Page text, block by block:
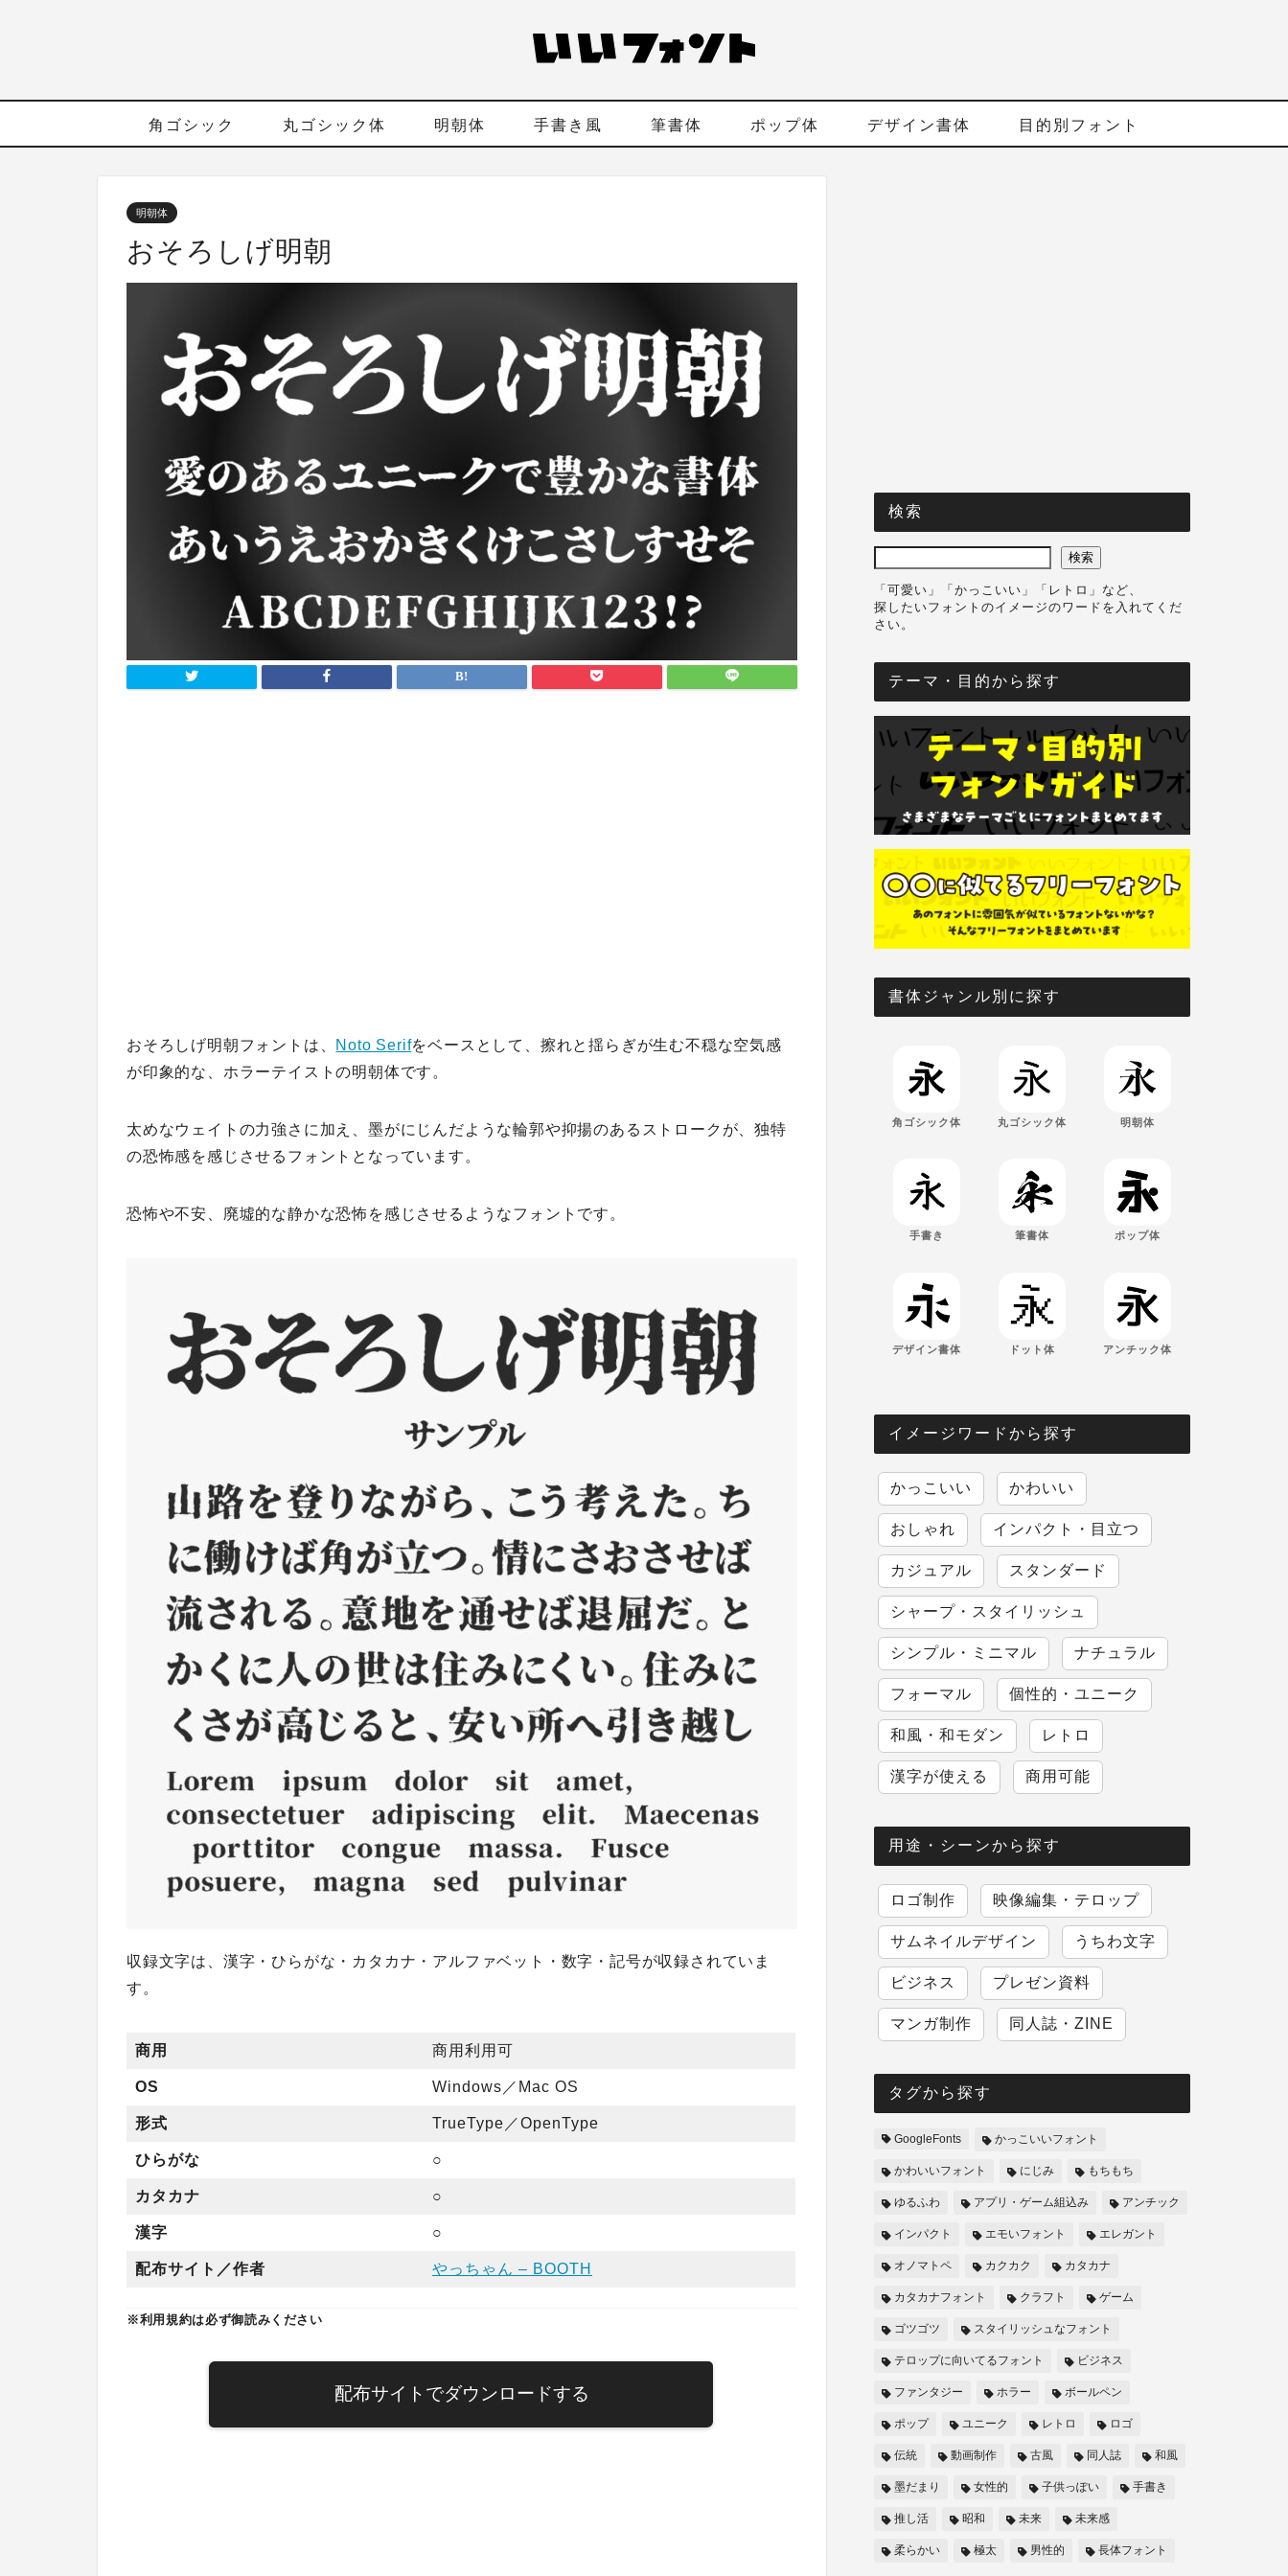
角ゴシック 丸ゴシック体 明朝体 手書き風 筆書体 ポップ体 デザイン書体 目的別フォント
明朝体
おそろしげ明朝
おそろしげ明朝フォントは、 Noto Serifをベースとして、擦れと揺らぎが生む不穏な空気感
が印象的な、ホラーテイストの明朝体です。
太めなウェイトの力強さに加え、墨がにじんだような輪郭や抑揚のあるストロークが、独特
の恐怖感を感じさせるフォントとなっています。
恐怖や不安、廃墟的な静かな恐怖を感じさせるようなフォントです。
収録文字は、漢字・ひらがな・カタカナ・アルファベット・数字・記号が収録されていま
す。
商用 商用利用可
OS Windows／Mac OS
形式 TrueType／OpenType
ひらがな ○
カタカナ ○
漢字 ○
配布サイト／作者 やっちゃん – BOOTH
※利用規約は必ず御読みください
配布サイトでダウンロードする
検索
検索
「可愛い」「かっこいい」「レトロ」など、
探したいフォントのイメージのワードを入れてくだ
さい。
テーマ・目的から探す
書体ジャンル別に探す
角ゴシック体 丸ゴシック体 明朝体
手書き 筆書体 ポップ体
デザイン書体 ドット体 アンチック体
イメージワードから探す
かっこいい かわいい
おしゃれ インパクト・目立つ
カジュアル スタンダード
シャープ・スタイリッシュ
シンプル・ミニマル ナチュラル
フォーマル 個性的・ユニーク
和風・和モダン レトロ
漢字が使える 商用可能
用途・シーンから探す
ロゴ制作 映像編集・テロップ
サムネイルデザイン うちわ文字
ビジネス プレゼン資料
マンガ制作 同人誌・ZINE
タグから探す
GoogleFonts かっこいいフォント
かわいいフォント にじみ もちもち
ゆるふわ アプリ・ゲーム組込み アンチック
インパクト エモいフォント エレガント
オノマトペ カクカク カタカナ
カタカナフォント クラフト ゲーム
ゴツゴツ スタイリッシュなフォント
テロップに向いてるフォント ビジネス
ファンタジー ホラー ボールペン
ポップ ユニーク レトロ ロゴ
伝統 動画制作 古風 同人誌 和風
墨だまり 女性的 子供っぽい 手書き
推し活 昭和 未来 未来感
柔らかい 極太 男性的 長体フォント